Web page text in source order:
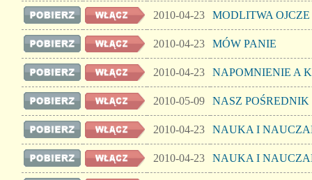
2010-04-23 MODLITWA
2010-04-23 MÓW PANIE
2010-04-23 NAPOMNIENIE A
2010-05-09 NASZ POŚREDNIK
2010-04-23 NAUKA I
2010-04-23 NAUKA I